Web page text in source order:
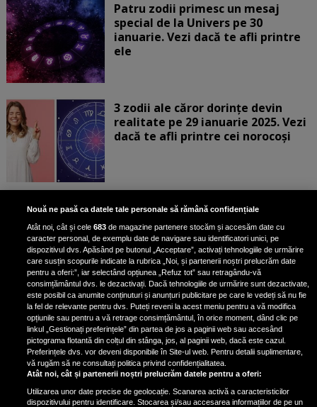
Patru zodii primesc un mesaj
special de la Univers pe 30
ianuarie. Vezi dacă te afli printre
ele
3 zodii ale căror dorințe devin
realitate pe 29 ianuarie 2025. Vezi
dacă te afli printre cei norocoși
Horoscop marți, 28 ianuarie 2025.
Daniela Simulescu, previziuni
pentru toate zodiile
Daniela Simulescu, astrolog DC...
4 zodii primesc un semn puternic
din partea Universului pe 28
ianuarie 2025. Vezi dacă te afli
printre ele
Nouă ne pasă ca datele tale personale să rămână confidențiale
Atât noi, cât și cele683 de magazine partenere stocăm și accesăm date cu
caracter personal, de exemplu date de navigare sau identificatori unici, pe
dispozitivul dvs. Apăsând pe butonul „Acceptare”, activați tehnologiile de urmărire
care susțin scopurile indicate la rubrica „Noi, și partenerii noștri prelucrăm date
pentru a oferi:”, iar selectând opțiunea „Refuz tot” sau retragându-vă
consimțământul dvs. le dezactivați. Dacă tehnologiile de urmărire sunt dezactivate,
este posibil ca anumite conținuturi și anunțuri publicitare pe care le vedeți să nu fie
la fel de relevante pentru dvs. Puteți reveni la acest meniu pentru a vă modifica
opțiunile sau pentru a vă retrage consimțământul, în orice moment, dând clic pe
linkul „Gestionați preferințele” din partea de jos a paginii web sau accesând
pictograma flotantă din colțul din stânga, jos, al paginii web, dacă este cazul.
Preferințele dvs. vor deveni disponibile în Site-ul web. Pentru detalii suplimentare,
vă rugăm să ne consultați politica privind confidențialitatea.
Atât noi, cât și partenerii noștri prelucrăm datele pentru a oferi:
Utilizarea unor date precise de geolocație. Scanarea activă a caracteristicilor
dispozitivului pentru identificare. Stocarea și/sau accesarea informațiilor de pe un